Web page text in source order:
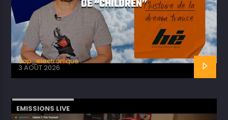
DE “CHILDREN”
Zap_electronique
3 AOÛT 2026
EMISSIONS LIVE